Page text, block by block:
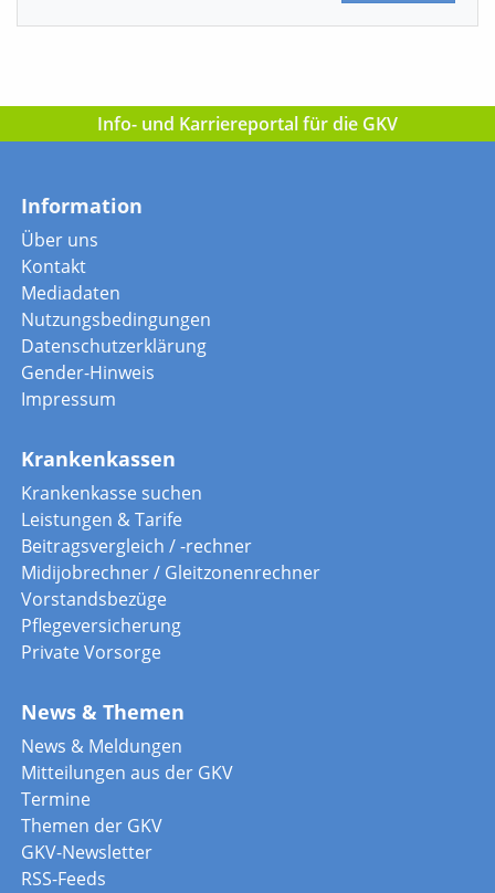
Info- und Karriereportal für die GKV
Information
Über uns
Kontakt
Mediadaten
Nutzungsbedingungen
Datenschutzerklärung
Gender-Hinweis
Impressum
Krankenkassen
Krankenkasse suchen
Leistungen & Tarife
Beitragsvergleich / -rechner
Midijobrechner / Gleitzonenrechner
Vorstandsbezüge
Pflegeversicherung
Private Vorsorge
News & Themen
News & Meldungen
Mitteilungen aus der GKV
Termine
Themen der GKV
GKV-Newsletter
RSS-Feeds